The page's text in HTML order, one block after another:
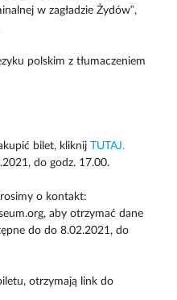
w zagładzie Żydów”,
polskim z tłumaczeniem
bilet, kliknij TUTAJ.
do godz. 17.00.
o kontakt:
aby otrzymać dane
do do 8.02.2021, do
otrzymają link do